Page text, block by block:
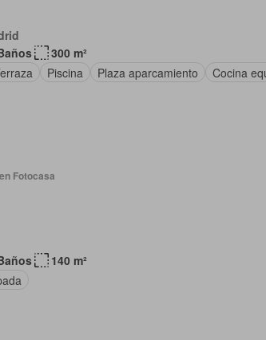
300 m²
Piscina Plaza aparcamiento
Cocina
Fotocasa
140 m²